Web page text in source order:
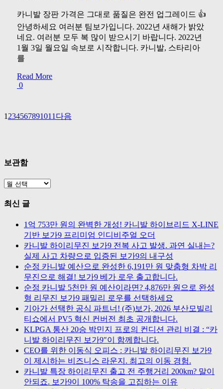
카니발 장판 가격은 그대로 품질은 완전 업그레이드 👍
안녕하세요 여러분 팀보가입니다. 2022년 새해가 밝았
네요. 여러분 모두 복 많이 받으시기 바랍니다. 2022년
1월 3일 월요일 속보로 시작합니다. 카니발, 스타리아
를
Read More
0
1 234567891011 다음
보관함
보
함
최신 글
1억 753만 원의 완벽한 개성! 카니발 하이브리드 X-LINE
기반 보가9 프리미엄 인디비주얼 오더
카니발 하이리무진 보가9 전복 사고 발생. 과연 실내는?
실제 사고 차량으로 입증된 보가9의 내구성
순정 카니발 예산으로 완성한 6,191만 원 맞춤형 차박 리
무진으로 해결! 보가9 베가 로우 출고합니다.
순정 카니발 5천만 원 예산이라면? 4,876만 원으로 완성
형 리무진 보가9 패밀리 로우를 선택하세요
기아가 선택한 공식 파트너! (주)보가, 2026 부산모빌리
티쇼에서 PV5 혁신 컨버전 최초 공개합니다.
KLPGA 통산 20승 박민지 프로의 컨디션 관리 비결 : “카
니발 하이리무진 보가9″이 함께합니다.
CEO를 위한 이동식 오피스 : 카니발 하이리무진 보가9
이 제시하는 비즈니스 라운지. 최고의 이동 경험.
카니발 특장 하이리무진 출고 전 주행거리 200km? 말이
안되죠. 보가9이 100% 탁송을 고집하는 이유